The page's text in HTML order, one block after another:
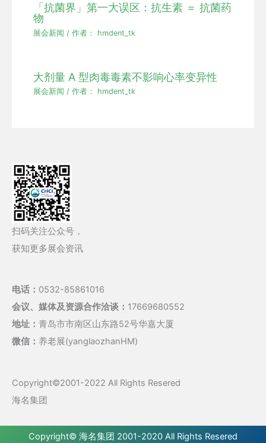
「抗菌界」第一大误区：抗生素 ＝ 抗菌药
物
展会新闻 / 作者： hmdent_tk
大剂量 A 型肉毒毒素不影响心率变异性
展会新闻 / 作者： hmdent_tk
扫码关注公众号，
获知更多展会资讯
电话： 0532-85861016
会议、媒体及资源合作洽谈： 17669680552
地址： 青岛市市南区山东路52号华嘉大厦
微信： 养老展(yanglaozhanHM)
Copyright©2001-2022 All Rights Resered
海名集团
Copyright© 海名集团 2001-2020 All Rights Resered